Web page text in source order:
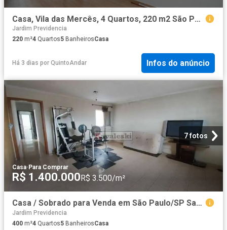
Casa, Vila das Mercês, 4 Quartos, 220 m2 São Paulo
Jardim Previdencia
220 m²4 Quartos5 BanheirosCasa
Há 3 dias por QuintoAndar Infos do anúncio
7 fotos
Casa· Para Comprar
R$ 1.400.000 R$ 3.500/m²
Casa / Sobrado para Venda em São Paulo/SP Saúde 4 Quartos
Jardim Previdencia
400 m²4 Quartos5 BanheirosCasa